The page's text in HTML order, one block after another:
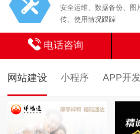
安全运维、数据备份、图
传、使用情况跟踪
电话咨询
网站建设 小程序 APP开